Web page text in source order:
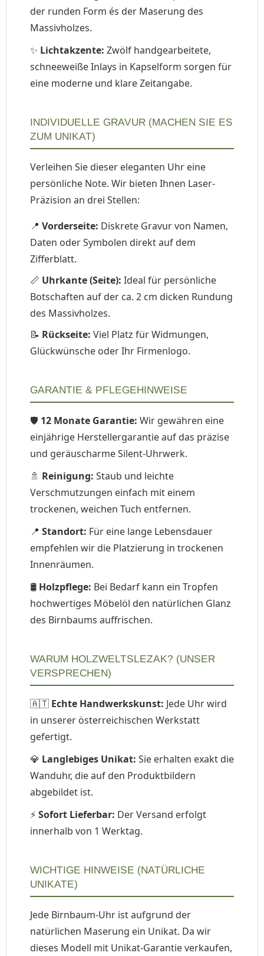
der runden Form és der Maserung des
Massivholzes.
✨ Lichtakzente: Zwölf handgearbeitete,
schneeweiße Inlays in Kapselform sorgen für
eine moderne und klare Zeitangabe.
INDIVIDUELLE GRAVUR (MACHEN SIE ES
ZUM UNIKAT)
Verleihen Sie dieser eleganten Uhr eine
persönliche Note. Wir bieten Ihnen Laser-
Präzision an drei Stellen:
📍 Vorderseite: Diskrete Gravur von Namen,
Daten oder Symbolen direkt auf dem
Zifferblatt.
📏 Uhrkante (Seite): Ideal für persönliche
Botschaften auf der ca. 2 cm dicken Rundung
des Massivholzes.
📝 Rückseite: Viel Platz für Widmungen,
Glückwünsche oder Ihr Firmenlogo.
GARANTIE & PFLEGEHINWEISE
🛡️ 12 Monate Garantie: Wir gewähren eine
einjährige Herstellergarantie auf das präzise
und geräuscharme Silent-Uhrwerk.
🚿 Reinigung: Staub und leichte
Verschmutzungen einfach mit einem
trockenen, weichen Tuch entfernen.
📍 Standort: Für eine lange Lebensdauer
empfehlen wir die Platzierung in trockenen
Innenräumen.
🛢️ Holzpflege: Bei Bedarf kann ein Tropfen
hochwertiges Möbelöl den natürlichen Glanz
des Birnbaums auffrischen.
WARUM HOLZWELTSLEZAK? (UNSER
VERSPRECHEN)
🇦🇹 Echte Handwerkskunst: Jede Uhr wird
in unserer österreichischen Werkstatt
gefertigt.
💎 Langlebiges Unikat: Sie erhalten exakt die
Wanduhr, die auf den Produktbildern
abgebildet ist.
⚡Sofort Lieferbar: Der Versand erfolgt
innerhalb von 1 Werktag.
WICHTIGE HINWEISE (NATÜRLICHE
UNIKATE)
Jede Birnbaum-Uhr ist aufgrund der
natürlichen Maserung ein Unikat. Da wir
dieses Modell mit Unikat-Garantie verkaufen,